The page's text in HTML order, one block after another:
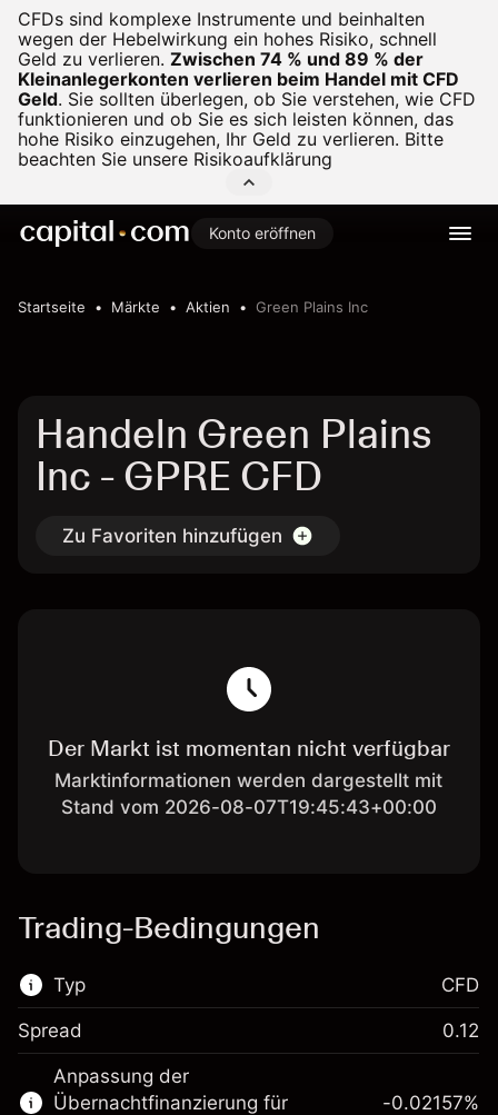
CFDs sind komplexe Instrumente und beinhalten
wegen der Hebelwirkung ein hohes Risiko, schnell
Geld zu verlieren. Zwischen 74 % und 89 % der
Kleinanlegerkonten verlieren beim Handel mit CFD
Geld. Sie sollten überlegen, ob Sie verstehen, wie CFD
funktionieren und ob Sie es sich leisten können, das
hohe Risiko einzugehen, Ihr Geld zu verlieren. Bitte
beachten Sie unsere Risikoaufklärung
Konto eröffnen
Startseite Märkte Aktien Green Plains Inc
Handeln Green Plains
Inc - GPRE CFD
Zu Favoriten hinzufügen
Der Markt ist momentan nicht verfügbar
Marktinformationen werden dargestellt mit
Stand vom 2026-08-07T19:45:43+00:00
Trading-Bedingungen
Typ
Dieser Finanzmarkt steht für das CFD-
Trading zur Verfügung.
CFD
Spread 0.12
Anpassung der
Übernachtfinanzierung für
-0.02157%